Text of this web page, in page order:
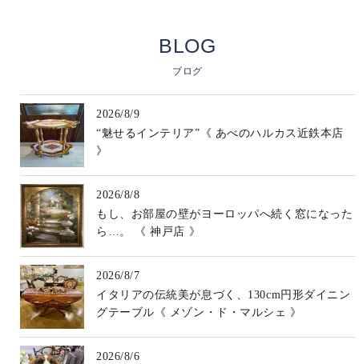
BLOG
ブログ
2026/8/9
“魅せるインテリア”《 あべのハルカス近鉄本店
》
2026/8/8
もし、お部屋の壁がヨーロッパへ続く窓になった
ら…。 《 神戸店 》
2026/8/7
イタリアの伝統美が息づく、130cm円形ダイニン
グテーブル《 メゾン・ド・マルシェ 》
2026/8/6